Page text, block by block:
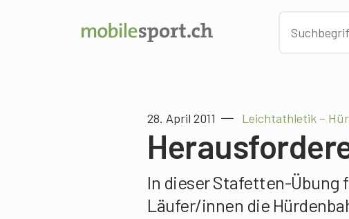
28. April 2011 Leichtathletik –
In dieser Stafetten-
Läufer/innen die